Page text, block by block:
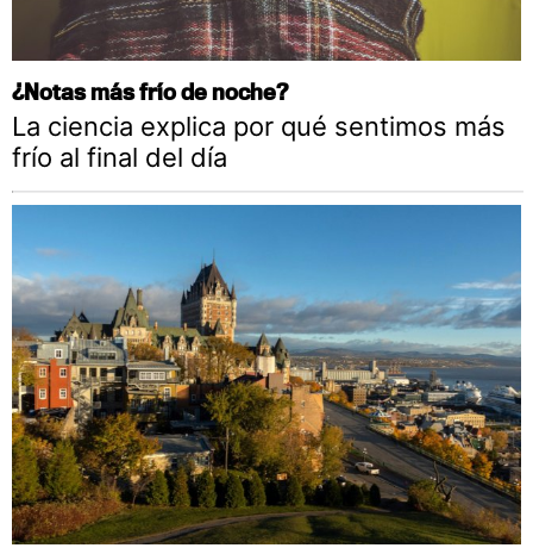
¿Notas más frío de noche?
La ciencia explica por qué sentimos más
frío al final del día